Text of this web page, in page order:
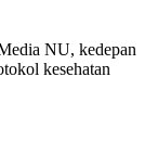
NU, kedepan
kesehatan